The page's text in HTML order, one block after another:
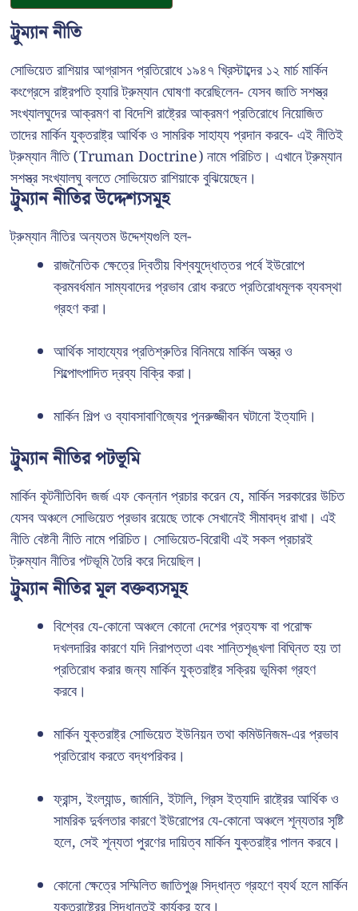
ট্রুম্যান নীতি
সোভিয়েত রাশিয়ার আগ্রাসন প্রতিরোধে ১৯৪৭ খ্রিস্টাব্দের ১২ মার্চ মার্কিন
কংগ্রেসে রাষ্ট্রপতি হ্যারি ট্রুম্যান ঘোষণা করেছিলেন- যেসব জাতি সশস্ত্র
সংখ্যালঘুদের আক্রমণ বা বিদেশি রাষ্ট্রের আক্রমণ প্রতিরোধে নিয়োজিত
তাদের মার্কিন যুক্তরাষ্ট্র আর্থিক ও সামরিক সাহায্য প্রদান করবে- এই নীতিই
ট্রুম্যান নীতি (Truman Doctrine) নামে পরিচিত। এখানে ট্রুম্যান
সশস্ত্র সংখ্যালঘু বলতে সোভিয়েত রাশিয়াকে বুঝিয়েছেন।
ট্রুম্যান নীতির উদ্দেশ্যসমূহ
ট্রুম্যান নীতির অন্যতম উদ্দেশ্যগুলি হল-
রাজনৈতিক ক্ষেত্রে দ্বিতীয় বিশ্বযুদ্ধোত্তর পর্বে ইউরোপে
ক্রমবর্ধমান সাম্যবাদের প্রভাব রোধ করতে প্রতিরোধমূলক ব্যবস্থা
গ্রহণ করা।
আর্থিক সাহায্যের প্রতিশ্রুতির বিনিময়ে মার্কিন অস্ত্র ও
শিল্পোৎপাদিত দ্রব্য বিক্রি করা।
মার্কিন শিল্প ও ব্যাবসাবাণিজ্যের পুনরুজ্জীবন ঘটানো ইত্যাদি।
ট্রুম্যান নীতির পটভূমি
মার্কিন কূটনীতিবিদ জর্জ এফ কেন্নান প্রচার করেন যে, মার্কিন সরকারের উচিত
যেসব অঞ্চলে সোভিয়েত প্রভাব রয়েছে তাকে সেখানেই সীমাবদ্ধ রাখা। এই
নীতি বেষ্টনী নীতি নামে পরিচিত। সোভিয়েত-বিরোধী এই সকল প্রচারই
ট্রুম্যান নীতির পটভূমি তৈরি করে দিয়েছিল।
ট্রুম্যান নীতির মূল বক্তব্যসমূহ
বিশ্বের যে-কোনো অঞ্চলে কোনো দেশের প্রত্যক্ষ বা পরোক্ষ
দখলদারির কারণে যদি নিরাপত্তা এবং শান্তিশৃঙ্খলা বিঘ্নিত হয় তা
প্রতিরোধ করার জন্য মার্কিন যুক্তরাষ্ট্র সক্রিয় ভূমিকা গ্রহণ
করবে।
মার্কিন যুক্তরাষ্ট্র সোভিয়েত ইউনিয়ন তথা কমিউনিজম-এর প্রভাব
প্রতিরোধ করতে বদ্ধপরিকর।
ফ্রান্স, ইংল্যান্ড, জার্মানি, ইটালি, গ্রিস ইত্যাদি রাষ্ট্রের আর্থিক ও
সামরিক দুর্বলতার কারণে ইউরোপের যে-কোনো অঞ্চলে শূন্যতার সৃষ্টি
হলে, সেই শূন্যতা পুরণের দায়িত্ব মার্কিন যুক্তরাষ্ট্র পালন করবে।
কোনো ক্ষেত্রে সম্মিলিত জাতিপুঞ্জ সিদ্ধান্ত গ্রহণে ব্যর্থ হলে মার্কিন